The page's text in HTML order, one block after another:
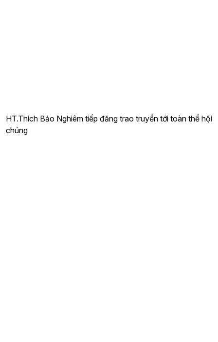
HT.Thích Bảo Nghiêm tiếp đăng trao truyền tới toàn thể hội
chúng